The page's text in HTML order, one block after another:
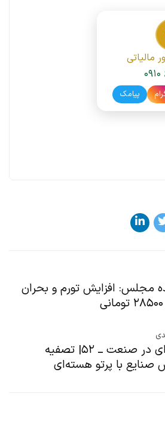
مالیاتی
۵۰۱۰
پیامک
۵۱ نماینده مجلس: افزایش تورم و بحران
هسته‌ای در صنعت ــ ۵۲| تصفیه
صنایع با پرتو هسته‌ای